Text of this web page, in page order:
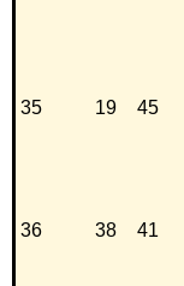
35 19 45
36 38 41